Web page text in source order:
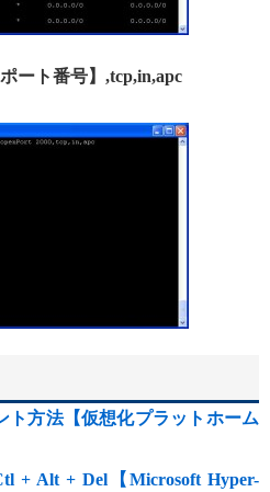
ート番号】,tcp,in,apc
ト方法【仮想化プラットホーム
+ Alt + Del【Microsoft Hyper-